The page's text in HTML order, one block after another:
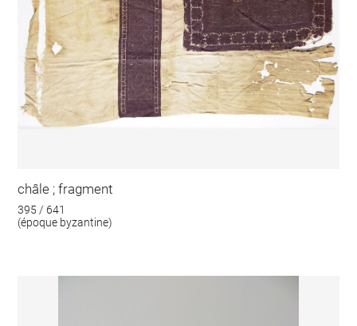
châle ; fragment
395 / 641
(époque byzantine)